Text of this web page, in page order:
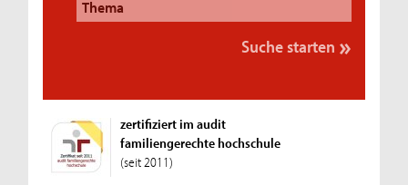
zertifiziert im audit
familiengerechte hochschule
(seit 2011)